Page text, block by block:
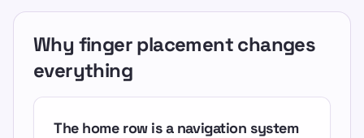
Why finger placement changes
everything
The home row is a navigation system